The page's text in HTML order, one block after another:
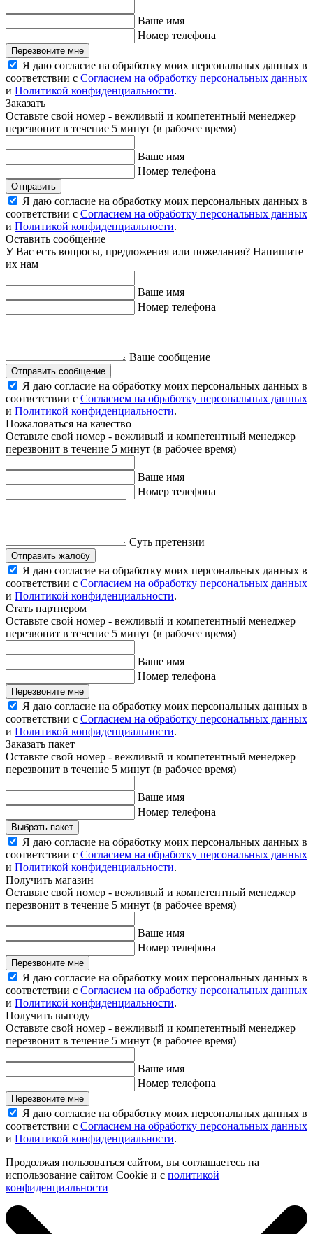
Ваше имя
Номер телефона
Перезвоните мне
Я даю согласие на обработку моих персональных данных в
соответствии с Согласием на обработку персональных данных
и Политикой конфиденциальности.
Заказать
Оставьте свой номер - вежливый и компетентный менеджер
перезвонит в течение 5 минут (в рабочее время)
Ваше имя
Номер телефона
Отправить
Я даю согласие на обработку моих персональных данных в
соответствии с Согласием на обработку персональных данных
и Политикой конфиденциальности.
Оставить сообщение
У Вас есть вопросы, предложения или пожелания? Напишите
их нам
Ваше имя
Номер телефона
Ваше сообщение
Отправить сообщение
Я даю согласие на обработку моих персональных данных в
соответствии с Согласием на обработку персональных данных
и Политикой конфиденциальности.
Пожаловаться на качество
Оставьте свой номер - вежливый и компетентный менеджер
перезвонит в течение 5 минут (в рабочее время)
Ваше имя
Номер телефона
Суть претензии
Отправить жалобу
Я даю согласие на обработку моих персональных данных в
соответствии с Согласием на обработку персональных данных
и Политикой конфиденциальности.
Стать партнером
Оставьте свой номер - вежливый и компетентный менеджер
перезвонит в течение 5 минут (в рабочее время)
Ваше имя
Номер телефона
Перезвоните мне
Я даю согласие на обработку моих персональных данных в
соответствии с Согласием на обработку персональных данных
и Политикой конфиденциальности.
Заказать пакет
Оставьте свой номер - вежливый и компетентный менеджер
перезвонит в течение 5 минут (в рабочее время)
Ваше имя
Номер телефона
Выбрать пакет
Я даю согласие на обработку моих персональных данных в
соответствии с Согласием на обработку персональных данных
и Политикой конфиденциальности.
Получить магазин
Оставьте свой номер - вежливый и компетентный менеджер
перезвонит в течение 5 минут (в рабочее время)
Ваше имя
Номер телефона
Перезвоните мне
Я даю согласие на обработку моих персональных данных в
соответствии с Согласием на обработку персональных данных
и Политикой конфиденциальности.
Получить выгоду
Оставьте свой номер - вежливый и компетентный менеджер
перезвонит в течение 5 минут (в рабочее время)
Ваше имя
Номер телефона
Перезвоните мне
Я даю согласие на обработку моих персональных данных в
соответствии с Согласием на обработку персональных данных
и Политикой конфиденциальности.
Продолжая пользоваться сайтом, вы соглашаетесь на
использование сайтом Cookie и с политикой
конфиденциальности